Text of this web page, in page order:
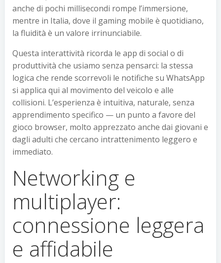
anche di pochi millisecondi rompe l’immersione,
mentre in Italia, dove il gaming mobile è quotidiano,
la fluidità è un valore irrinunciabile.
Questa interattività ricorda le app di social o di
produttività che usiamo senza pensarci: la stessa
logica che rende scorrevoli le notifiche su WhatsApp
si applica qui al movimento del veicolo e alle
collisioni. L’esperienza è intuitiva, naturale, senza
apprendimento specifico — un punto a favore del
gioco browser, molto apprezzato anche dai giovani e
dagli adulti che cercano intrattenimento leggero e
immediato.
Networking e
multiplayer:
connessione leggera
e affidabile